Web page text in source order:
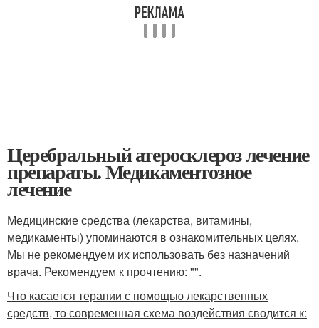
Церебральный атеросклероз лечение
препараты. Медикаментозное
лечение
Медицинские средства (лекарства, витамины,
медикаменты) упоминаются в ознакомительных целях.
Мы не рекомендуем их использовать без назначений
врача. Рекомендуем к прочтению: "".
Что касается терапии с помощью лекарственных
средств, то современная схема воздействия сводится к: